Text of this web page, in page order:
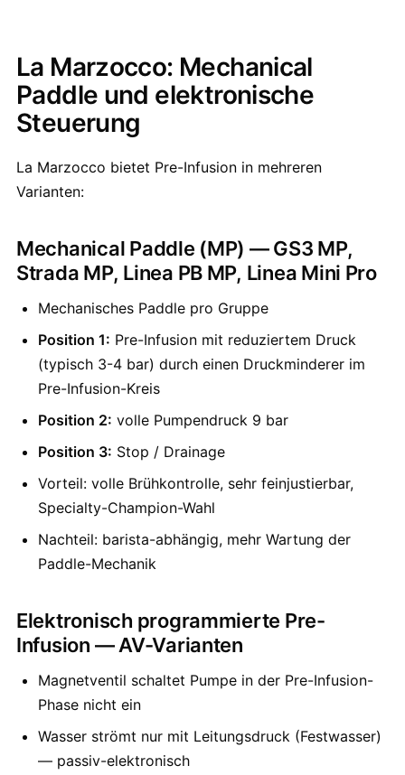
La Marzocco: Mechanical
Paddle und elektronische
Steuerung
La Marzocco bietet Pre-Infusion in mehreren
Varianten:
Mechanical Paddle (MP) — GS3 MP,
Strada MP, Linea PB MP, Linea Mini Pro
Mechanisches Paddle pro Gruppe
Position 1: Pre-Infusion mit reduziertem Druck
(typisch 3-4 bar) durch einen Druckminderer im
Pre-Infusion-Kreis
Position 2: volle Pumpendruck 9 bar
Position 3: Stop / Drainage
Vorteil: volle Brühkontrolle, sehr feinjustierbar,
Specialty-Champion-Wahl
Nachteil: barista-abhängig, mehr Wartung der
Paddle-Mechanik
Elektronisch programmierte Pre-
Infusion — AV-Varianten
Magnetventil schaltet Pumpe in der Pre-Infusion-
Phase nicht ein
Wasser strömt nur mit Leitungsdruck (Festwasser)
— passiv-elektronisch